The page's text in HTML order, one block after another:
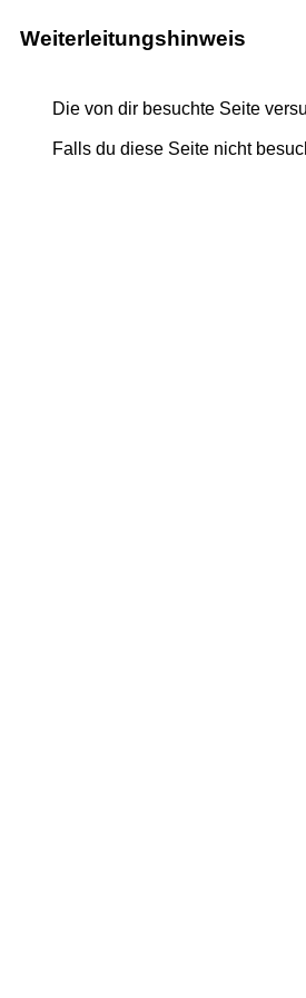
Weiterleitungshinweis
Die von dir besuchte Seite
Falls du diese Seite nicht